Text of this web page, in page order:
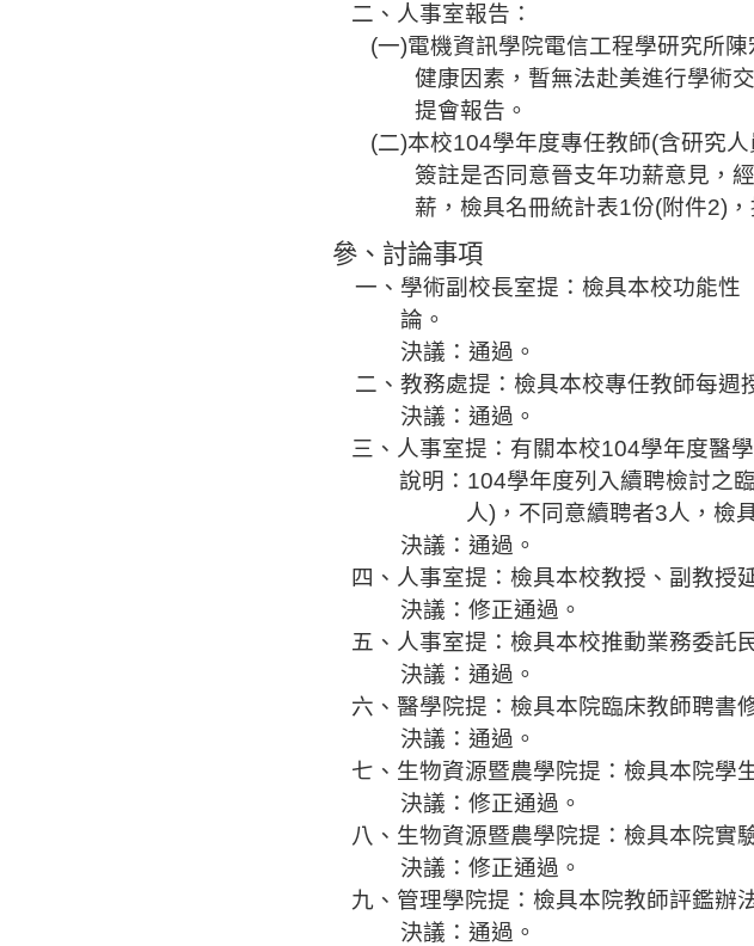
二 、 人事室報告：
(一)電機資訊學院電信工程學研究所
健康因素，暫無法赴美進行學術
提會報告。
(二)本校104學年度專任教師(含研究人
簽註是否同意晉支年功薪意見，
薪，檢具名冊統計表1份(附件2)
參、討論事項
一、學術副校長室提 ：檢具本校功能
論。
決議：通過。
二、教務處提：檢具本校專任教師每週
決議：通過。
三、人事室提： 有關本校104學年度醫
說明： 104學年度列入續聘檢討之
人) ，不同意續聘者3人，檢
決議：通過。
四、人事室提：檢具本校教授、副教授
決議：修正通過。
五、人事室提：檢具本校推動業務委託
決議：通過。
六、醫學院提：檢具本院臨床教師聘書
決議：通過。
七、生物資源暨農學院提：檢具本院學
決議：修正通過。
八、生物資源暨農學院提：檢具本院實
決議：修正通過。
九、管理學院提：檢具本院教師評鑑辦
決議：通過。